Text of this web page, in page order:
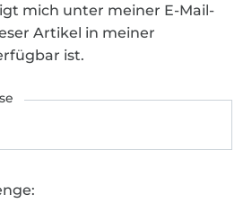
mich unter meiner E-Mail-
Artikel in meiner
ist.